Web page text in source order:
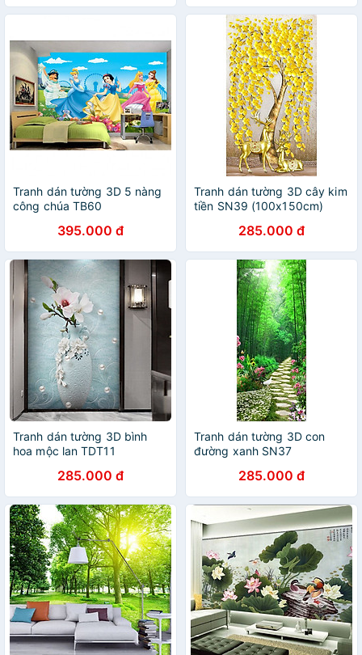
Tranh dán tường 3D 5 nàng
công chúa TB60
395.000 đ
Tranh dán tường 3D cây kim
tiền SN39 (100x150cm)
285.000 đ
Tranh dán tường 3D bình
hoa mộc lan TDT11
285.000 đ
Tranh dán tường 3D con
đường xanh SN37
285.000 đ